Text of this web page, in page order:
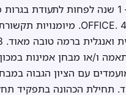
ו/או מבחן אמינות
לוועדת משרות את 8 המועמדים עם
תחילת הכהונה בתפקיד